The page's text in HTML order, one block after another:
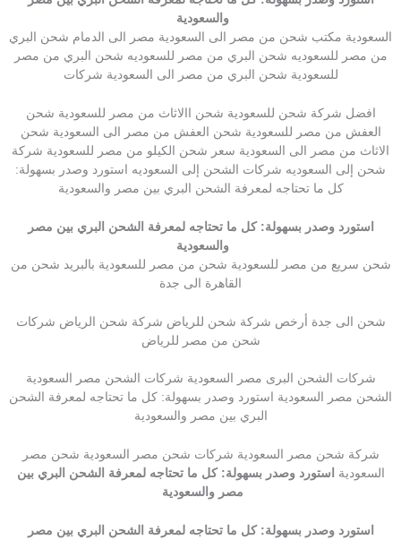
والسعودية
السعودية مكتب شحن من مصر الى السعودية مصر الى الدمام شحن البري
من مصر للسعوديه شحن البري من مصر للسعوديه شحن البري من مصر
للسعودية شحن البري من مصر الى السعودية شركات
افضل شركة شحن للسعودية شحن االاثاث من مصر للسعودية شحن
العفش من مصر للسعودية شحن العفش من مصر الى السعودية شحن
الاثاث من مصر الى السعودية سعر شحن الكيلو من مصر للسعودية شركة
شحن إلى السعوديه شركات الشحن إلى السعوديه استورد وصدر بسهولة:
كل ما تحتاجه لمعرفة الشحن البري بين مصر والسعودية
استورد وصدر بسهولة: كل ما تحتاجه لمعرفة الشحن البري بين مصر
والسعودية
شحن سريع من مصر للسعودية شحن من مصر للسعودية بالبريد شحن من
القاهرة الى جدة
شحن الى جدة أرخص شركة شحن للرياض شركة شحن الرياض شركات
شحن من مصر للرياض
شركات الشحن البرى مصر السعودية شركات الشحن مصر السعودية
الشحن مصر السعودية استورد وصدر بسهولة: كل ما تحتاجه لمعرفة الشحن
البري بين مصر والسعودية
شركة شحن مصر السعودية شركات شحن مصر السعودية شحن مصر
السعودية
استورد وصدر بسهولة: كل ما تحتاجه لمعرفة الشحن البري بين
مصر والسعودية
استورد وصدر بسهولة: كل ما تحتاجه لمعرفة الشحن البري بين مصر